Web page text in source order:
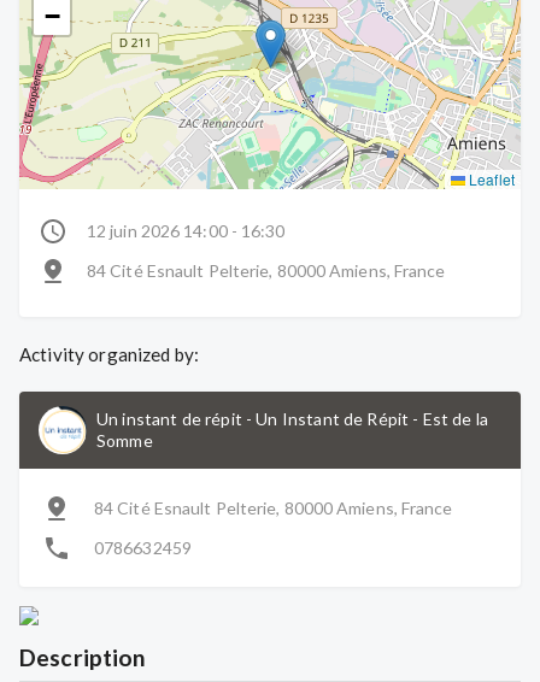
Description
−
Leaflet
12 juin 2026 14:00 - 16:30
84 Cité Esnault Pelterie, 80000 Amiens, France
Activity organized by:
Un instant de répit -Un Instant de Répit - Est de la
Somme
84 Cité Esnault Pelterie, 80000 Amiens, France
0786632459